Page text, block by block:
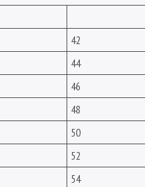
42
44
46
48
50
52
54